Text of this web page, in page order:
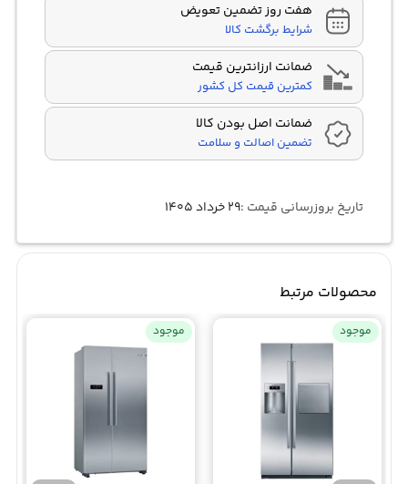
هفت روز تضمین تعویض
شرایط برگشت کالا
ضمانت ارزانترین قیمت
کمترین قیمت کل کشور
ضمانت اصل بودن کالا
تضمین اصالت و سلامت
تاریخ بروزرسانی قیمت :۲۹ خرداد ۱۴۰۵
محصولات مرتبط
موجود موجود